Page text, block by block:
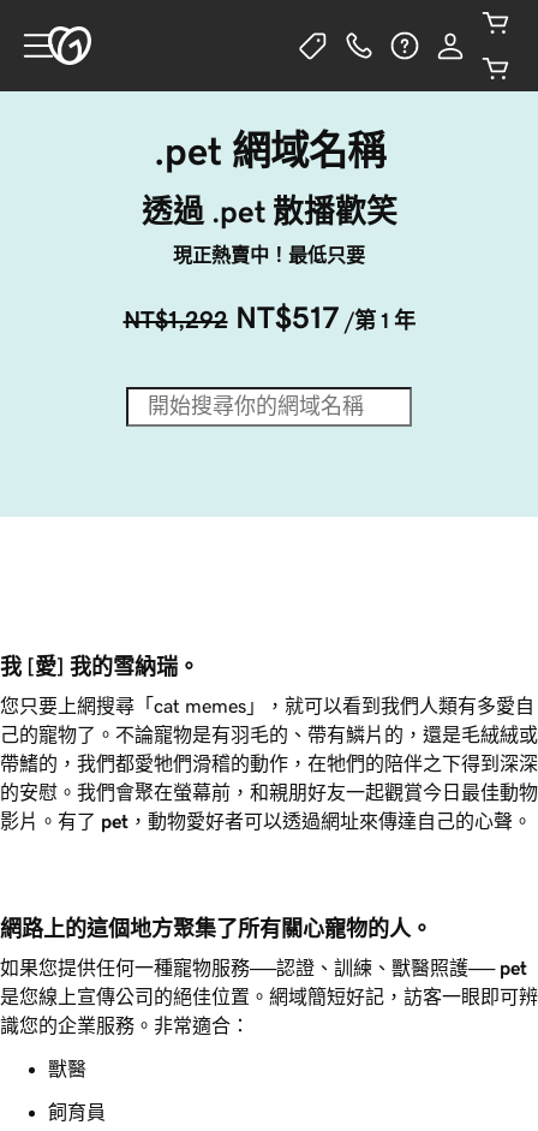
.pet 網域名稱
透過 .pet 散播歡笑
現正熱賣中！最低只要
NT$1,292 NT$517 /第 1 年
我 [愛] 我的雪納瑞。
您只要上網搜尋「cat memes」，就可以看到我們人類有多愛自
己的寵物了。不論寵物是有羽毛的、帶有鱗片的，還是毛絨絨或
帶鰭的，我們都愛牠們滑稽的動作，在牠們的陪伴之下得到深深
的安慰。我們會聚在螢幕前，和親朋好友一起觀賞今日最佳動物
影片。有了 pet ，動物愛好者可以透過網址來傳達自己的心聲。
網路上的這個地方聚集了所有關心寵物的人。
如果您提供任何一種寵物服務──認證、訓練、獸醫照護── pet
是您線上宣傳公司的絕佳位置。網域簡短好記，訪客一眼即可辨
識您的企業服務。非常適合：
獸醫
飼育員